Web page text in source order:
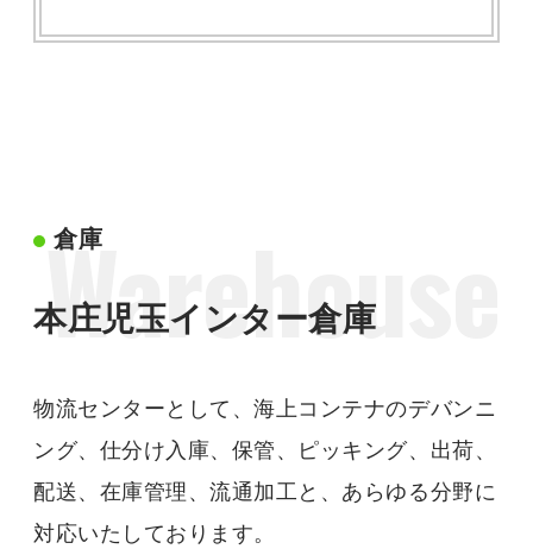
倉庫
本庄児玉インター倉庫
Warehouse
物流センターとして、海上コンテナのデバンニ
ング、仕分け入庫、保管、ピッキング、出荷、
配送、在庫管理、流通加工と、あらゆる分野に
対応いたしております。